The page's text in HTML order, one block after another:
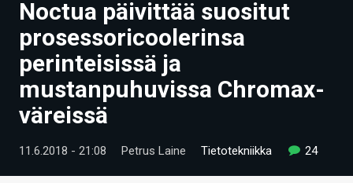
UUTISET
ARTIKKELIT
VIDEOT
TECHBBS
TIETOA
Noctua päivittää suositut
prosessoricoolerinsa
perinteisissä ja
mustanpuhuvissa Chromax-
väreissä
11.6.2018 - 21:08 Petrus Laine Tietotekniikka 24